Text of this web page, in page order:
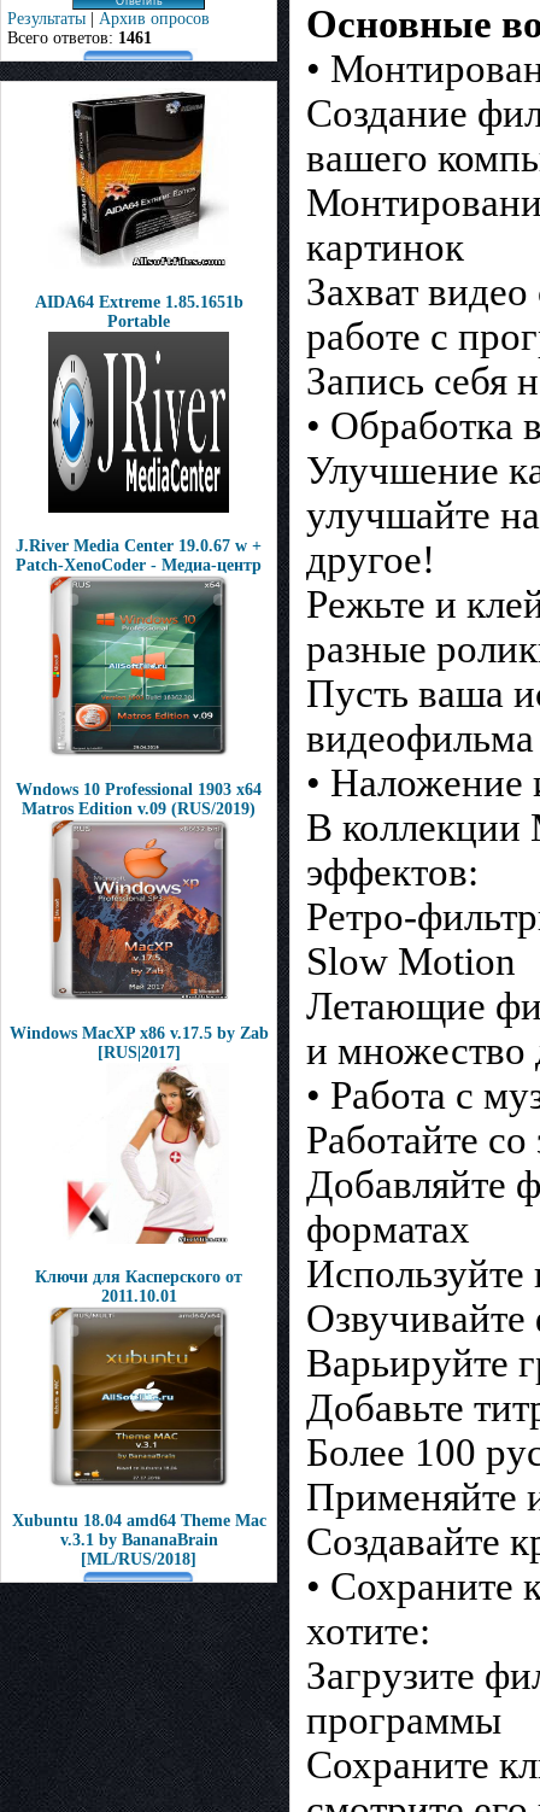
Результаты | Архив опросов
Всего ответов: 1461
AIDA64 Extreme 1.85.1651b
Portable
J.River Media Center 19.0.67 w +
Patch-XenoCoder - Медиа-центр
Wndows 10 Professional 1903 x64
Matros Edition v.09 (RUS/2019)
Windows MacXP x86 v.17.5 by Zab
[RUS|2017]
Ключи для Касперского от
2011.10.01
Xubuntu 18.04 amd64 Theme Mac
v.3.1 by BananaBrain
[ML/RUS/2018]
Основные
•
Создание
вашего
картинок
Захват
работе с
Запись себя
• Обработка
Улучшение
улучшайте
другое!
Режьте и
разные
Пусть ваша
• Наложение
В коллекции
эффектов:
Ретро-
Slow Motion
Летающие
и множество
• Работа с
Работайте со
Добавляйте
форматах
Варьируйте
Добавьте
Более 100
Применяйте
Создавайте
• Сохраните
хотите:
Загрузите
программы
Сохраните